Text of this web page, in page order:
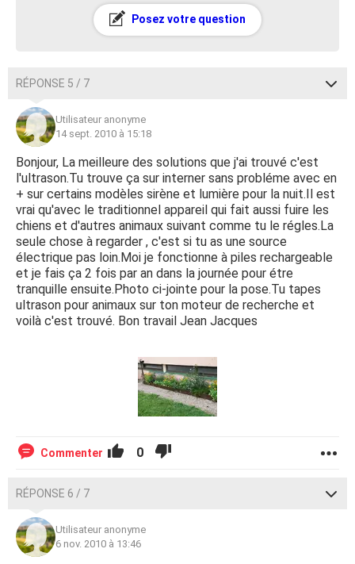
Posez votre question
RÉPONSE 5 / 7
Utilisateur anonyme
14 sept. 2010 à 15:18
Bonjour, La meilleure des solutions que j'ai trouvé c'est
l'ultrason.Tu trouve ça sur interner sans probléme avec en
+ sur certains modèles sirène et lumière pour la nuit.Il est
vrai qu'avec le traditionnel appareil qui fait aussi fuire les
chiens et d'autres animaux suivant comme tu le régles.La
seule chose à regarder , c'est si tu as une source
électrique pas loin.Moi je fonctionne à piles rechargeable
et je fais ça 2 fois par an dans la journée pour étre
tranquille ensuite.Photo ci-jointe pour la pose.Tu tapes
ultrason pour animaux sur ton moteur de recherche et
voilà c'est trouvé. Bon travail Jean Jacques
Commenter 0
RÉPONSE 6 / 7
Utilisateur anonyme
6 nov. 2010 à 13:46